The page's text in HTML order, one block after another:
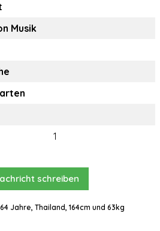
Musik
1
schreiben
Jahre, Thailand, 164cm und 63kg